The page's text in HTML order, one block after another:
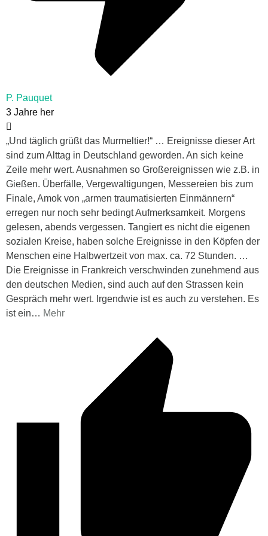
P. Pauquet
3 Jahre her
„Und täglich grüßt das Murmeltier!“ … Ereignisse dieser Art
sind zum Alttag in Deutschland geworden. An sich keine
Zeile mehr wert. Ausnahmen so Großereignissen wie z.B. in
Gießen. Überfälle, Vergewaltigungen, Messereien bis zum
Finale, Amok von „armen traumatisierten Einmännern“
erregen nur noch sehr bedingt Aufmerksamkeit. Morgens
gelesen, abends vergessen. Tangiert es nicht die eigenen
sozialen Kreise, haben solche Ereignisse in den Köpfen der
Menschen eine Halbwertzeit von max. ca. 72 Stunden. …
Die Ereignisse in Frankreich verschwinden zunehmend aus
den deutschen Medien, sind auch auf den Strassen kein
Gespräch mehr wert. Irgendwie ist es auch zu verstehen. Es
ist ein… Mehr